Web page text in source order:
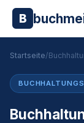
B
Startseite/